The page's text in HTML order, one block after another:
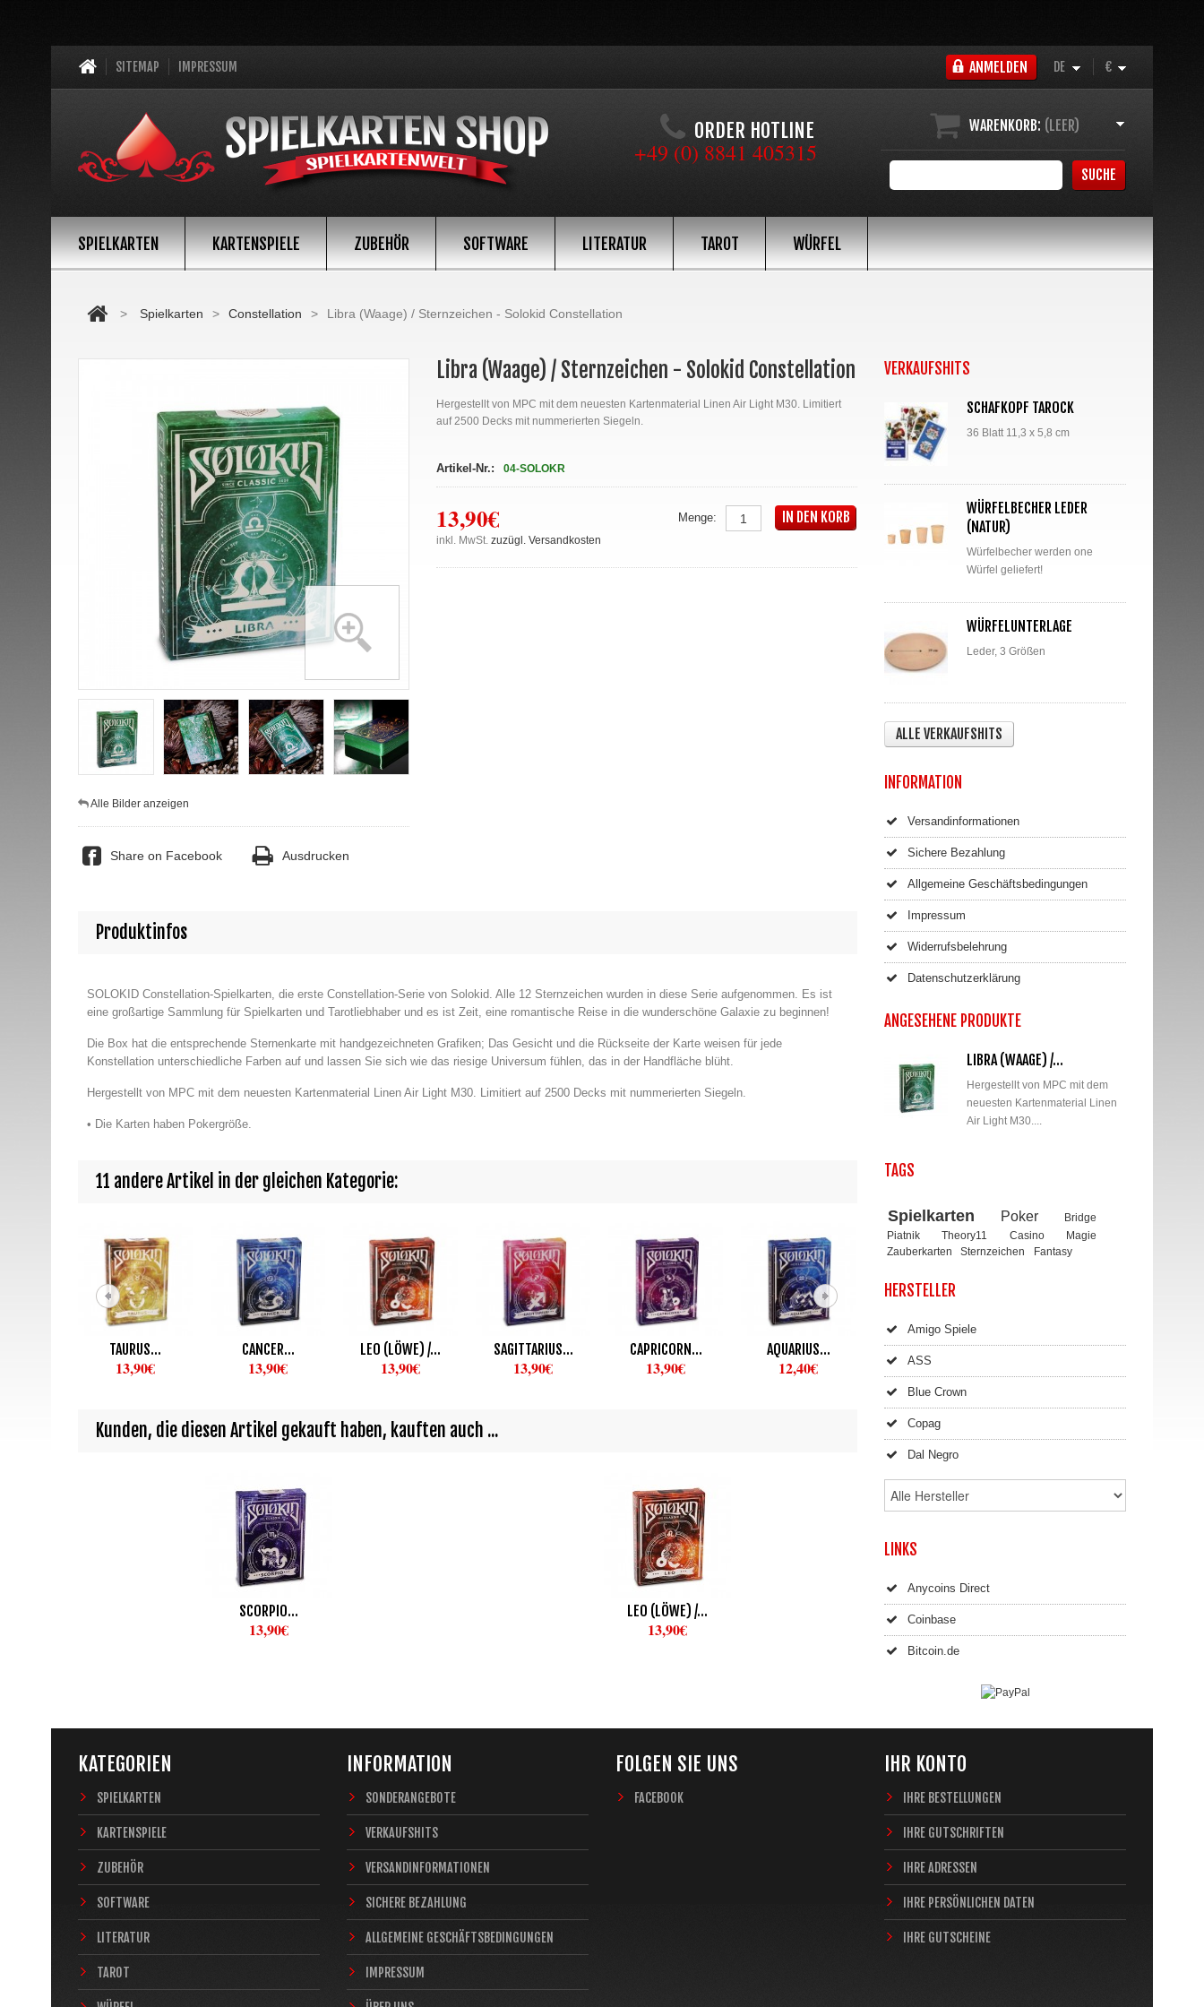
DE €
SITEMAP IMPRESSUM
SUCHE
ANMELDEN
WARENKORB: (LEER)
SPIELKARTEN KARTENSPIELE ZUBEHÖR SOFTWARE LITERATUR TAROT WÜRFEL
ORDER HOTLINE
+49 (0) 8841 405315
> Spielkarten > Constellation > Libra (Waage) / Sternzeichen - Solokid Constellation
Alle Bilder anzeigen
Share on Facebook Ausdrucken
Libra (Waage) / Sternzeichen - Solokid Constellation
Hergestellt von MPC mit dem neuesten Kartenmaterial Linen Air Light M30. Limitiert
auf 2500 Decks mit nummerierten Siegeln.
Artikel-Nr.: 04-SOLOKR
13,90€
inkl. MwSt. zuzügl. Versandkosten
IN DEN KORB
Menge:
Produktinfos
SOLOKID Constellation-Spielkarten, die erste Constellation-Serie von Solokid. Alle 12 Sternzeichen wurden in diese Serie aufgenommen. Es ist
eine großartige Sammlung für Spielkarten und Tarotliebhaber und es ist Zeit, eine romantische Reise in die wunderschöne Galaxie zu beginnen!
Die Box hat die entsprechende Sternenkarte mit handgezeichneten Grafiken; Das Gesicht und die Rückseite der Karte weisen für jede
Konstellation unterschiedliche Farben auf und lassen Sie sich wie das riesige Universum fühlen, das in der Handfläche blüht.
Hergestellt von MPC mit dem neuesten Kartenmaterial Linen Air Light M30. Limitiert auf 2500 Decks mit nummerierten Siegeln.
• Die Karten haben Pokergröße.
11 andere Artikel in der gleichen Kategorie:
TAURUS...
13,90€
CANCER...
13,90€
LEO (LÖWE) /...
13,90€
SAGITTARIUS...
13,90€
CAPRICORN...
13,90€
AQUARIUS...
12,40€
VIRGO...
13,90€
ARIES...
Kunden, die diesen Artikel gekauft haben, kauften auch ...
SCORPIO...
13,90€
LEO (LÖWE) /...
13,90€
VERKAUFSHITS
SCHAFKOPF TAROCK
36 Blatt 11,3 x 5,8 cm
WÜRFELBECHER LEDER
(NATUR)
Würfelbecher werden one
Würfel geliefert!
WÜRFELUNTERLAGE
Leder, 3 Größen
ALLE VERKAUFSHITS
INFORMATION
Versandinformationen
Sichere Bezahlung
Allgemeine Geschäftsbedingungen
Impressum
Widerrufsbelehrung
Datenschutzerklärung
ANGESEHENE PRODUKTE
LIBRA (WAAGE) /...
Hergestellt von MPC mit dem
neuesten Kartenmaterial Linen
Air Light M30....
TAGS
Spielkarten Poker
Bridge
Piatnik
Theory11 Casino
Magie
Zauberkarten
Sternzeichen Fantasy
HERSTELLER
Amigo Spiele
ASS
Blue Crown
Copag
Dal Negro
LINKS
Anycoins Direct
Coinbase
Bitcoin.de
KATEGORIEN
SPIELKARTEN
KARTENSPIELE
ZUBEHÖR
SOFTWARE
LITERATUR
TAROT
INFORMATION
SONDERANGEBOTE
VERKAUFSHITS
VERSANDINFORMATIONEN
SICHERE BEZAHLUNG
ALLGEMEINE GESCHÄFTSBEDINGUNGEN
IMPRESSUM
FOLGEN SIE UNS
FACEBOOK
IHR KONTO
IHRE BESTELLUNGEN
IHRE GUTSCHRIFTEN
IHRE ADRESSEN
IHRE PERSÖNLICHEN DATEN
IHRE GUTSCHEINE